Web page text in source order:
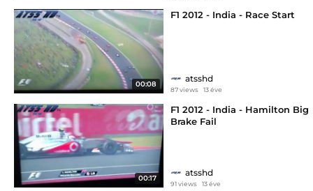
00:08
F1 2012 - India - Race Start
atsshd
87 views 13 éve
00:17
F1 2012 - India - Hamilton Big
Brake Fail
atsshd
91 views 13 éve